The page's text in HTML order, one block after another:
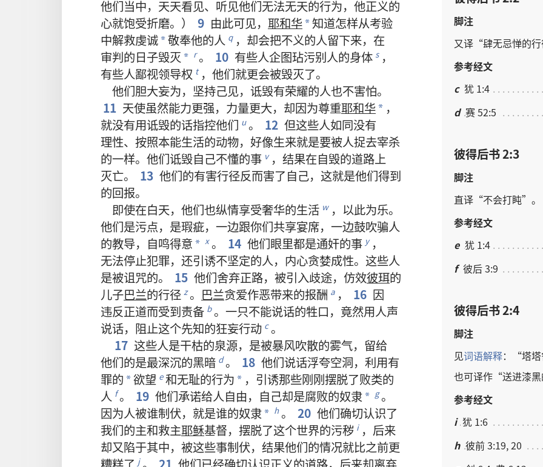
他们当中， 天天看见、 听见他们无法无天的行为， 他正义的
心就饱受折磨。） 9 由此可见， 耶和华*知道怎样从考验
中解救虔诚*敬奉他的人 q ， 却会把不义的人留下来， 在
审判的日子毁灭 * r 。 10 有些人企图玷污别人的身体 s ，
有些人鄙视领导权 t ， 他们就更会被毁灭了。
他们胆大妄为， 坚持己见， 诋毁有荣耀的人也不害怕。
11 天使虽然能力更强， 力量更大， 却因为尊重耶和华* ，
就没有用诋毁的话指控他们 u 。 12 但这些人如同没有
理性、 按照本能生活的动物， 好像生来就是要被人捉去宰杀
的一样。 他们诋毁自己不懂的事 v ， 结果在自毁的道路上
灭亡。 13 他们的有害行径反而害了自己， 这就是他们得到
的回报。
即使在白天， 他们也纵情享受奢华的生活 w ， 以此为乐。
他们是污点， 是瑕疵， 一边跟你们共享宴席， 一边鼓吹骗人
的教导， 自鸣得意 * x 。 14 他们眼里都是通奸的事 y ，
无法停止犯罪， 还引诱不坚定的人， 内心贪婪成性。 这些人
是被诅咒的。 15 他们舍弃正路， 被引入歧途， 仿效彼珥的
儿子巴兰的行径 z 。 巴兰贪爱作恶带来的报酬 a ， 16 因
违反正道而受到责备 b 。 一只不能说话的牲口， 竟然用人声
说话， 阻止这个先知的狂妄行动 c 。
17 这些人是干枯的泉源， 是被暴风吹散的雾气， 留给
他们的是最深沉的黑暗 d 。 18 他们说话浮夸空洞， 利用有
罪的 *欲望 e 和无耻的行为 * ， 引诱那些刚刚摆脱了败类的
人 f 。 19 他们承诺给人自由， 自己却是腐败的奴隶* g 。
因为人被谁制伏， 就是谁的奴隶* h 。 20 他们确切认识了
我们的主和救主耶稣基督， 摆脱了这个世界的污秽 i ， 后来
却又陷于其中， 被这些事制伏， 结果他们的情况就比之前更
j
脚注
又译 “肆无忌惮的
参考经文
c 犹 1:4
d 赛 52:5
彼得后书 2:3
脚注
直译 “不会打盹”。
参考经文
e 犹 1:4
f 彼后 3:9
彼得后书 2:4
脚注
见词语解释：“塔
也可译作 “送进漆黑
参考经文
i 犹 1:6
h 彼前 3:19, 20